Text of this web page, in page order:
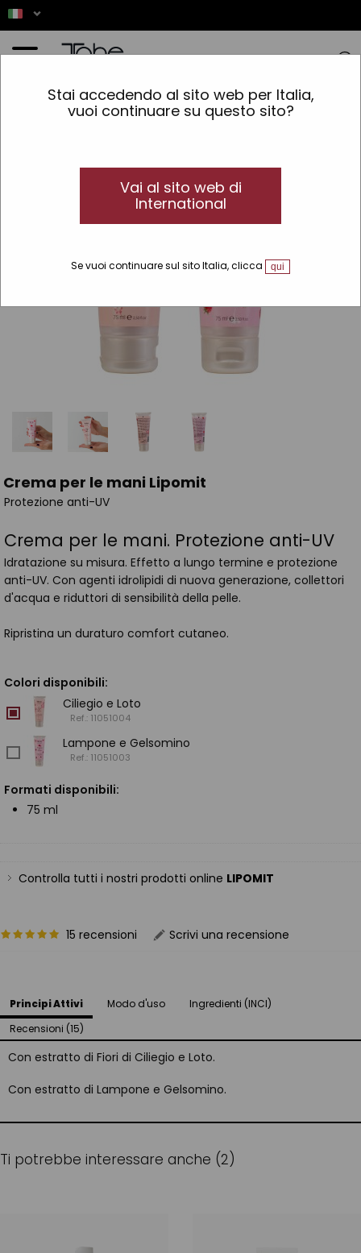
Stai accedendo al sito web per Italia,
vuoi continuare su questo sito?
Vai al sito web di
International
Se vuoi continuare sul sito Italia, clicca qui
Pelle » Tipo di pelle »Normale e mista » Crema per le mani Lipomit
Crema per le mani Lipomit
Protezione anti-UV
Crema per le mani. Protezione anti-UV
Idratazione su misura. Effetto a lungo termine e protezione
anti-UV. Con agenti idrolipidi di nuova generazione, collettori
d'acqua e riduttori di sensibilità della pelle.
Ripristina un duraturo comfort cutaneo.
Colori disponibili:
Ciliegio e Loto
Ref.: 11051004
Lampone e Gelsomino
Ref.: 11051003
Formati disponibili:
75 ml
Controlla tutti i nostri prodotti online LIPOMIT
15 recensioni Scrivi una recensione
Principi Attivi Modo d'uso
Ingredienti (INCI)
Recensioni (15)
Con estratto di Fiori di Ciliegio e Loto.
Con estratto di Lampone e Gelsomino.
Ti potrebbe interessare anche (2)